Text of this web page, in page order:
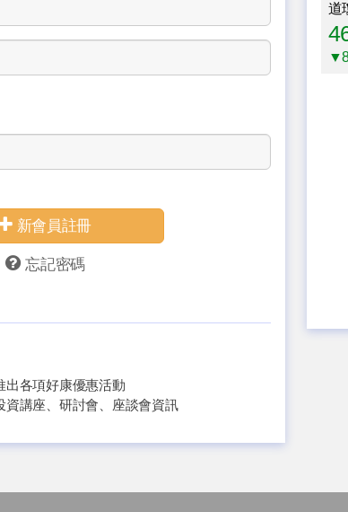
新會員註冊
忘記密碼
出各項好康優惠活動
資講座、研討會、座談會資訊
道